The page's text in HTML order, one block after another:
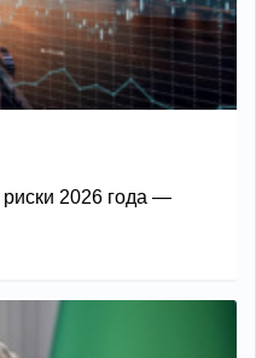
2026 года —